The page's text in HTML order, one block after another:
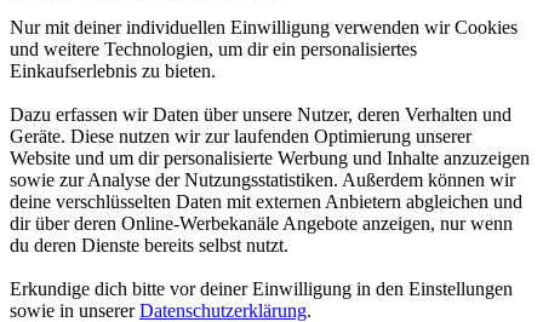
Nur mit deiner individuellen Einwilligung verwenden wir Cookies
und weitere Technologien, um dir ein personalisiertes
Einkaufserlebnis zu bieten.
Dazu erfassen wir Daten über unsere Nutzer, deren Verhalten und
Geräte. Diese nutzen wir zur laufenden Optimierung unserer
Website und um dir personalisierte Werbung und Inhalte anzuzeigen
sowie zur Analyse der Nutzungsstatistiken. Außerdem können wir
deine verschlüsselten Daten mit externen Anbietern abgleichen und
dir über deren Online-Werbekanäle Angebote anzeigen, nur wenn
du deren Dienste bereits selbst nutzt.
Erkundige dich bitte vor deiner Einwilligung in den Einstellungen
sowie in unsererDatenschutzerklärung.